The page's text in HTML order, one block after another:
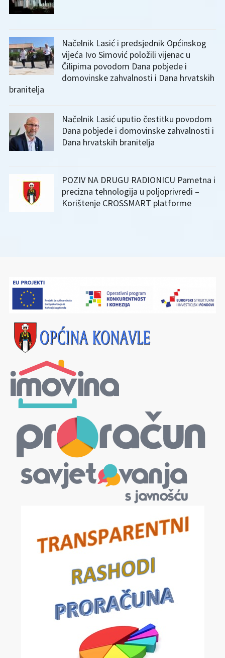
Načelnik Lasić i predsjednik Općinskog
vijeća Ivo Simović položili vijenac u
Čilipima povodom Dana pobjede i
domovinske zahvalnosti i Dana hrvatskih
branitelja
Načelnik Lasić uputio čestitku povodom
Dana pobjede i domovinske zahvalnosti i
Dana hrvatskih branitelja
POZIV NA DRUGU RADIONICU Pametna i
precizna tehnologija u poljoprivredi –
Korištenje CROSSMART platforme